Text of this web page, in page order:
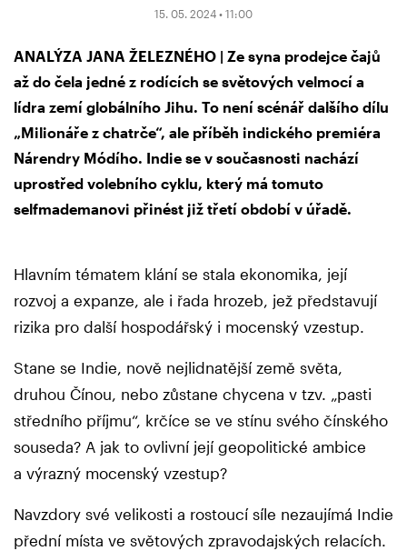
15. 05. 2024 • 11:00
ANALÝZA JANA ŽELEZNÉHO | Ze syna prodejce čajů
až do čela jedné z rodících se světových velmocí a
lídra zemí globálního Jihu. To není scénář dalšího dílu
„Milionáře z chatrče“, ale příběh indického premiéra
Nárendry Módího. Indie se v současnosti nachází
uprostřed volebního cyklu, který má tomuto
selfmademanovi přinést již třetí období v úřadě.
Hlavním tématem klání se stala ekonomika, její
rozvoj a expanze, ale i řada hrozeb, jež představují
rizika pro další hospodářský i mocenský vzestup.
Stane se Indie, nově nejlidnatější země světa,
druhou Čínou, nebo zůstane chycena v tzv. „pasti
středního příjmu“, krčíce se ve stínu svého čínského
souseda? A jak to ovlivní její geopolitické ambice
a výrazný mocenský vzestup?
Navzdory své velikosti a rostoucí síle nezaujímá Indie
přední místa ve světových zpravodajských relacích.